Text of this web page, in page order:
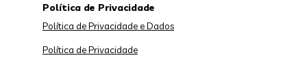
Política de Privacidade
Política de Privacidade e Dados
Política de Privacidade